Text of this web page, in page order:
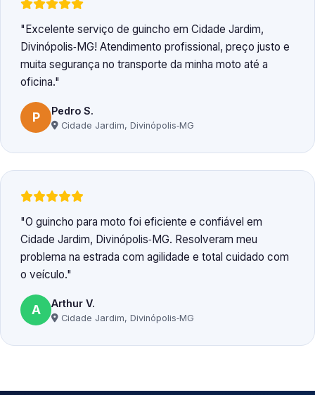
Excelente serviço de guincho em Cidade Jardim,
Divinópolis‑MG! Atendimento profissional, preço justo e
muita segurança no transporte da minha moto até a
oficina.
P Pedro S.
Cidade Jardim, Divinópolis‑MG
O guincho para moto foi eficiente e confiável em
Cidade Jardim, Divinópolis‑MG. Resolveram meu
problema na estrada com agilidade e total cuidado com
o veículo.
A Arthur V.
Cidade Jardim, Divinópolis‑MG